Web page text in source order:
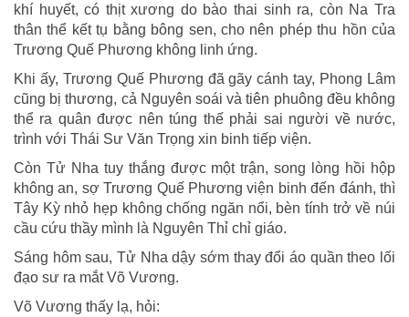
khí huyết, có thịt xương do bào thai sinh ra, còn Na Tra
thân thể kết tụ bằng bông sen, cho nên phép thu hồn của
Trương Quế Phương không linh ứng.
Khi ấy, Trương Quế Phương đã gãy cánh tay, Phong Lâm
cũng bị thương, cả Nguyên soái và tiên phuông đều không
thể ra quân được nên túng thế phải sai người về nước,
trình với Thái Sư Văn Trọng xin binh tiếp viện.
Còn Tử Nha tuy thắng được một trận, song lòng hồi hộp
không an, sợ Trương Quế Phương viện binh đến đánh, thì
Tây Kỳ nhỏ hẹp không chống ngăn nổi, bèn tính trở về núi
cầu cứu thầy mình là Nguyên Thỉ chỉ giáo.
Sáng hôm sau, Tử Nha dậy sớm thay đổi áo quần theo lối
đạo sư ra mắt Võ Vương.
Võ Vương thấy lạ, hỏi: